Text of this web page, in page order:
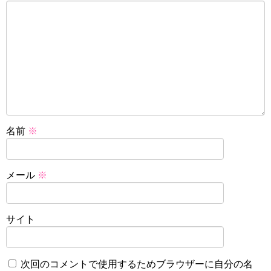
名前 ※
メール ※
サイト
次回のコメントで使用するためブラウザーに自分の名